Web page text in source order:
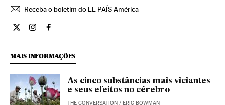
Receba o boletim do EL PAÍS América
Ciencia El País Brasil en Twitter
Ciencia El País Brasil en Instagram
Ciencia El País Brasil en Facebook
MAIS INFORMAÇÕES
As cinco substâncias mais viciantes
e seus efeitos no cérebro
THE CONVERSATION / ERIC BOWMAN